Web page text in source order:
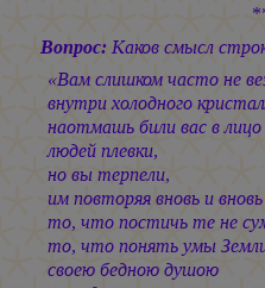
Вопрос: Каков смысл
«Вам слишком часто не
внутри холодного
наотмашь били вас в лицо
людей плевки,
но вы терпели,
им повторяя вновь и вновь
то, что постичь те не
то, что понять умы
своею бедною душою